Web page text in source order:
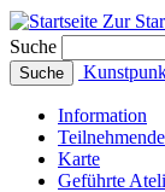
Zur
Suche
Suche
Information
Teilnehmende
Karte
Geführte